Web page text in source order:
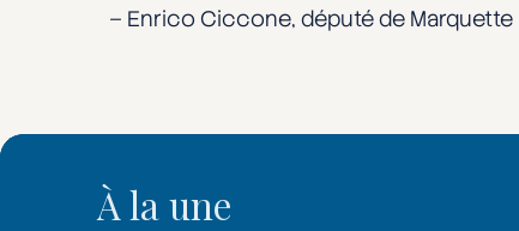
– Enrico Ciccone, député de Marquette
À la une